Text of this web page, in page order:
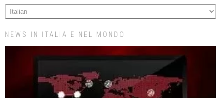
NEWS IN ITALIA E NEL MONDO